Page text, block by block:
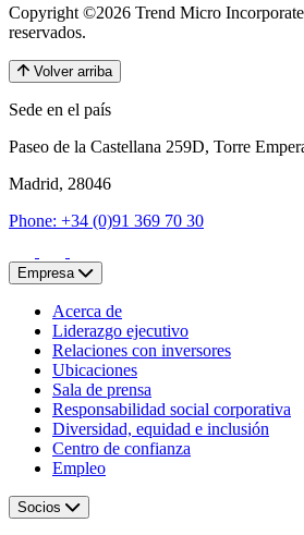
Copyright ©2026 Trend Micro
reservados.
Volver arriba
Sede en el país
Paseo de la Castellana 259D, Torre
Madrid, 28046
Phone: +34 (0)91 369 70 30
Empresa
Acerca de
Liderazgo ejecutivo
Relaciones con inversores
Ubicaciones
Sala de prensa
Responsabilidad social corporativa
Diversidad, equidad e inclusión
Centro de confianza
Empleo
Socios